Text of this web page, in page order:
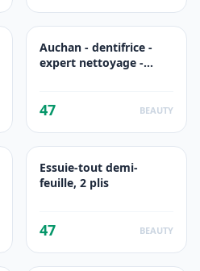
Auchan - dentifrice -
expert nettoyage -
47 BEAUTY
Essuie-tout demi-
feuille, 2 plis
47 BEAUTY